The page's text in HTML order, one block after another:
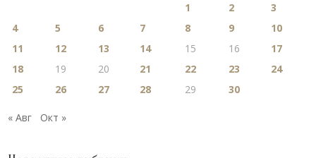
1 2
3
4
5 6 7 8 9
10
11
12 13 14 15 16
17
18
19 20 21 22 23
24
25
26 27 28 29 30
« Авг Окт »